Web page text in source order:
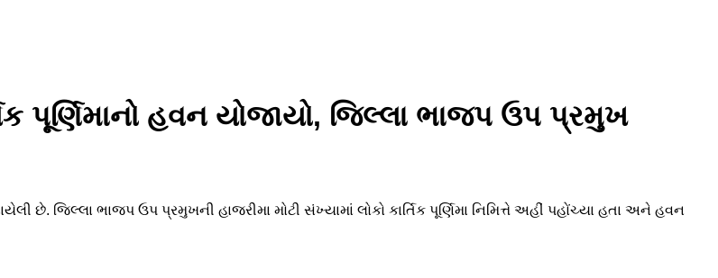
પૂર્ણિમાનો હવન યોજાયો, જિલ્લા ભાજપ ઉપ પ્રમુખ
છે. જિલ્લા ભાજપ ઉપ પ્રમુખની હાજરીમા મોટી સંખ્યામાં લોકો કાર્તિક પૂર્ણિમા નિમિત્તે અહીં પહોંચ્યા હતા અને હવન